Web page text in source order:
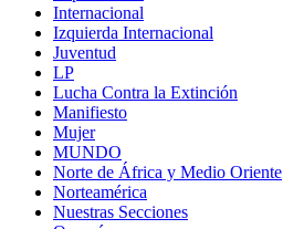
Internacional
Izquierda Internacional
Juventud
LP
Lucha Contra la Extinción
Manifiesto
Mujer
MUNDO
Norte de África y Medio Oriente
Norteamérica
Nuestras Secciones